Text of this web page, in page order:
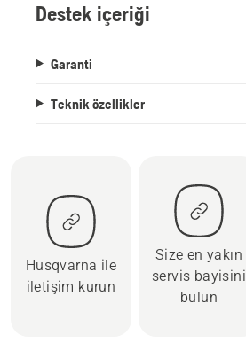
Destek içeriği
Garanti
Teknik özellikler
Husqvarna ile
iletişim kurun
Size en yakın
servis bayisini
bulun